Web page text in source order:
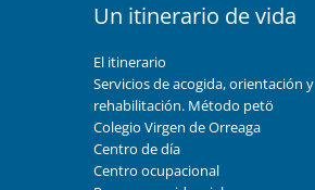
Un itinerario de vida
El itinerario
Servicios de acogida, orientación y
rehabilitación. Método petö
Colegio Virgen de Orreaga
Centro de día
Centro ocupacional